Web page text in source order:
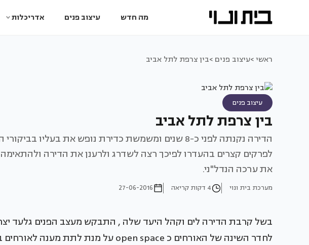
מה חדש עיצוב פנים אדריכלות
ראשי >עיצוב פנים >בין צרפת לתל אביב
עיצוב פנים
בין צרפת לתל אביב
הדירה נקנתה לפני כ-8 שנים ומשמשת כדירת נופש את בעליו
לפרקים קצרים בהעדרו לפיכך רצה לשדרג ולרענן את הדירה
את ערכה הנדל"ני.
מערכת בית ונוי 4 דקות קריאה 27-06-2016
בשל קרבת הדירה לים וקהל היעד שלה , התבקש מעצב הפנים גלעד
לחדר השינה של האורחים כ open space על מנת לתת מענה לאורחים בחזרתם מהים.